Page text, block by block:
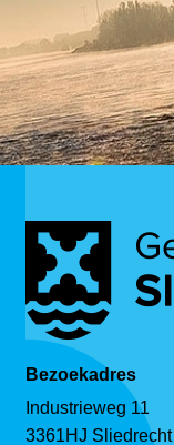
Bezoekadres
Industrieweg 11
3361HJ Sliedrecht